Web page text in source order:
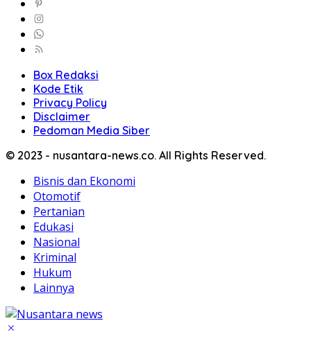
Box Redaksi
Kode Etik
Privacy Policy
Disclaimer
Pedoman Media Siber
© 2023 - nusantara-news.co. All Rights Reserved.
Bisnis dan Ekonomi
Otomotif
Pertanian
Edukasi
Nasional
Kriminal
Hukum
Lainnya